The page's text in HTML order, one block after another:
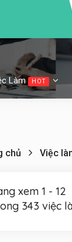
Làm HOT
chủ Việc
xem 1 - 12
343 việc